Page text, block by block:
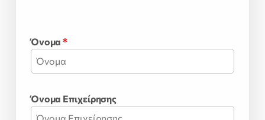
Όνομα*
Όνομα Επιχείρησης